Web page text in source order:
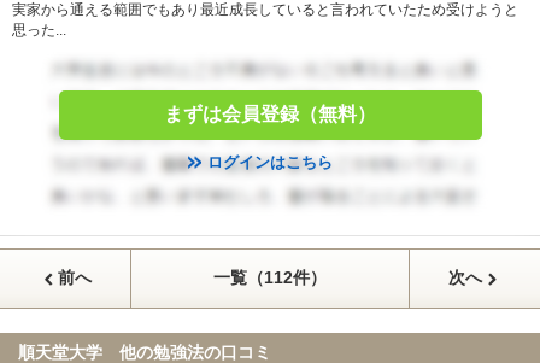
実家から通える範囲でもあり最近成長していると言われていたため受けようと
思った...
まずは会員登録（無料）
ログインはこちら
前へ 一覧（112件） 次へ
順天堂大学 他の勉強法の口コミ